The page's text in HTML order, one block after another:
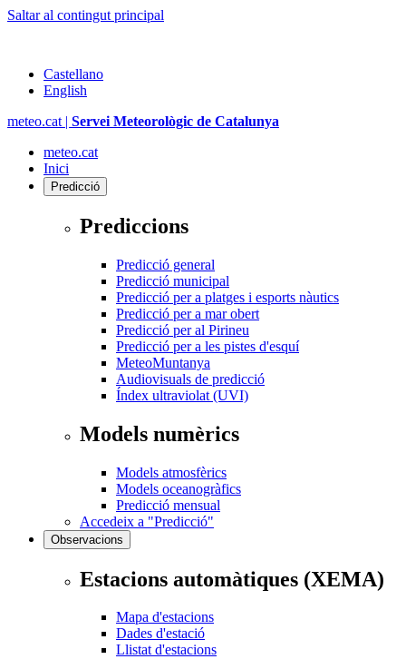
Saltar al contingut principal
Castellano
English
meteo.cat | Servei Meteorològic de Catalunya
meteo.cat
Inici
Predicció
Prediccions
Predicció general
Predicció municipal
Predicció per a platges i esports nàutics
Predicció per a mar obert
Predicció per al Pirineu
Predicció per a les pistes d'esquí
MeteoMuntanya
Audiovisuals de predicció
Índex ultraviolat (UVI)
Models numèrics
Models atmosfèrics
Models oceanogràfics
Predicció mensual
Accedeix a "Predicció"
Observacions
Estacions automàtiques (XEMA)
Mapa d'estacions
Dades d'estació
Llistat d'estacions